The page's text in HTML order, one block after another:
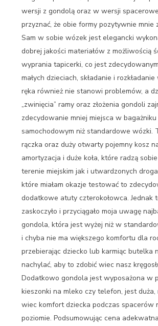
wersji z gondolą oraz w wersji
przyznać, że obie formy pozytywnie mnie
Sam w sobie wózek jest elegancki
dobrej jakości materiałów z możliwością
wyprania tapicerki, co jest
małych dzieciach, składanie i
ręka również nie stanowi problemów, a
„zwinięcia” ramy oraz złożenia gondoli
zdecydowanie mniej miejsca w bagażniku
samochodowym niż standardowe wózki.
rączka oraz duży otwarty pojemny kosz
amortyzacja i duże koła, które radzą
terenie miejskim jak i utwardzonych
które miałam okazje testować to
dodatkowe atuty czterokołowca. Jednak
zaskoczyło i przyciągało moja uwagę
gondola, która jest wyżej niż w
i chyba nie ma większego komfortu dla
przebierając dziecko lub karmiąc butelka
nachylać, aby to zdobić wiec nasz
Dodatkowo gondola jest wyposażona w
kieszonki na mleko czy telefon, jest duża,
wiec komfort dziecka podczas spacerów
poziomie. Podsumowując cena